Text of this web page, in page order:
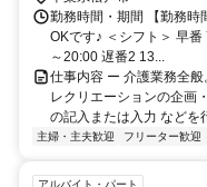
車で32分
勤務時間・期間 【勤務時
OKです♪ ＜シフト＞ 早
～20:00 遅番2 13...
仕事内容 ー 介護業務全
レクリエーションの企画
の記入または入力 などを
主婦・主夫歓迎 フリーター歓迎
アルバイト・パート